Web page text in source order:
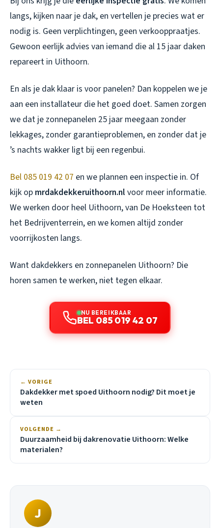
langs, kijken naar je dak, en vertellen je precies wat er
nodig is. Geen verplichtingen, geen verkooppraatjes.
Gewoon eerlijk advies van iemand die al 15 jaar daken
repareert in Uithoorn.
En als je dak klaar is voor panelen? Dan koppelen we je
aan een installateur die het goed doet. Samen zorgen
we dat je zonnepanelen 25 jaar meegaan zonder
lekkages, zonder garantieproblemen, en zonder dat je
’s nachts wakker ligt bij een regenbui.
Bel 085 019 42 07 en we plannen een inspectie in. Of
kijk op mrdakdekkeruithoorn.nl voor meer informatie.
We werken door heel Uithoorn, van De Hoeksteen tot
het Bedrijventerrein, en we komen altijd zonder
voorrijkosten langs.
Want dakdekkers en zonnepanelen Uithoorn? Die
horen samen te werken, niet tegen elkaar.
NU BEREIKBAAR
BEL 085 019 42 07
← VORIGE
Dakdekker met spoed Uithoorn nodig? Dit moet je
weten
VOLGENDE →
Duurzaamheid bij dakrenovatie Uithoorn: Welke
materialen?
J